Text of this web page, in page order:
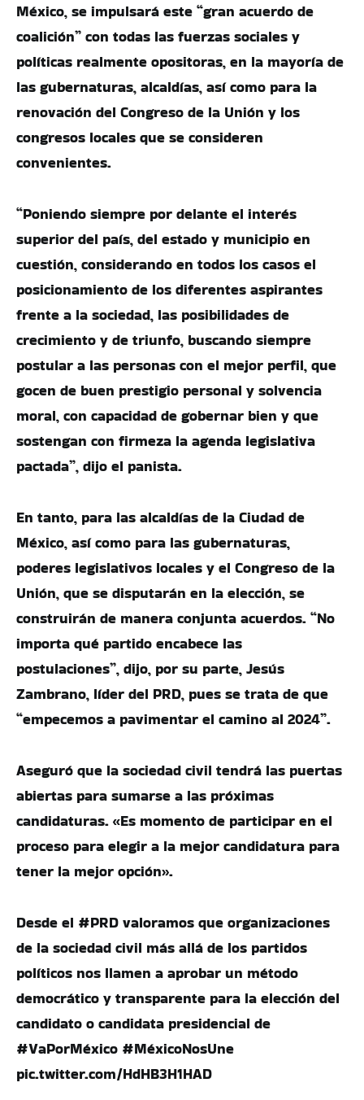
México, se impulsará este “gran acuerdo de
coalición” con todas las fuerzas sociales y
políticas realmente opositoras, en la mayoría de
las gubernaturas, alcaldías, así como para la
renovación del Congreso de la Unión y los
congresos locales que se consideren
convenientes.
“Poniendo siempre por delante el interés
superior del país, del estado y municipio en
cuestión, considerando en todos los casos el
posicionamiento de los diferentes aspirantes
frente a la sociedad, las posibilidades de
crecimiento y de triunfo, buscando siempre
postular a las personas con el mejor perfil, que
gocen de buen prestigio personal y solvencia
moral, con capacidad de gobernar bien y que
sostengan con firmeza la agenda legislativa
pactada”, dijo el panista.
En tanto, para las alcaldías de la Ciudad de
México, así como para las gubernaturas,
poderes legislativos locales y el Congreso de la
Unión, que se disputarán en la elección, se
construirán de manera conjunta acuerdos. “No
importa qué partido encabece las
postulaciones”, dijo, por su parte, Jesús
Zambrano, líder del PRD, pues se trata de que
“empecemos a pavimentar el camino al 2024”.
Aseguró que la sociedad civil tendrá las puertas
abiertas para sumarse a las próximas
candidaturas. «Es momento de participar en el
proceso para elegir a la mejor candidatura para
tener la mejor opción».
Desde el #PRD valoramos que organizaciones
de la sociedad civil más allá de los partidos
políticos nos llamen a aprobar un método
democrático y transparente para la elección del
candidato o candidata presidencial de
#VaPorMéxico #MéxicoNosUne
pic.twitter.com/HdHB3H1HAD